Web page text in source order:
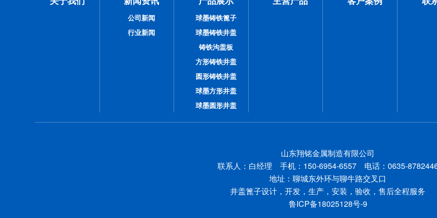
公司新闻
行业新闻
球墨铸铁篦子
球墨铸铁井盖
铸铁沟盖板
方形铸铁井盖
圆形铸铁井盖
球墨方形井盖
球墨圆形井盖
山东翔铭金属制造有限公司
联系人：白经理 手机：150-6954-6557 电话：0635-
地址： 聊城东外环与聊牛路交叉口
井盖篦子设计，开发，生产，安装，验收，售后全程服务
鲁ICP备18025128号-9